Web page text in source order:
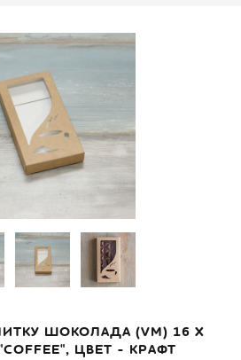
ШОКОЛАДА (VM) 16 Х
ЦВЕТ - КРАФТ